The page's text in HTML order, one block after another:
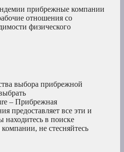
прибрежные компании
отношения со
физического
выбора прибрежной
– Прибрежная
предоставляет все эти и
находитесь в поиске
не стесняйтесь